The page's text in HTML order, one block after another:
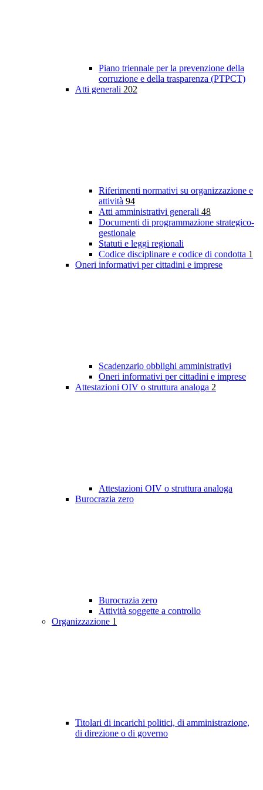
Piano triennale per la prevenzione della
corruzione e della trasparenza (PTPCT)
Atti generali 202
Riferimenti normativi su organizzazione e
attività 94
Atti amministrativi generali 48
Documenti di programmazione strategico-
gestionale
Statuti e leggi regionali
Codice disciplinare e codice di condotta 1
Oneri informativi per cittadini e imprese
Scadenzario obblighi amministrativi
Oneri informativi per cittadini e imprese
Attestazioni OIV o struttura analoga 2
Attestazioni OIV o struttura analoga
Burocrazia zero
Burocrazia zero
Attività soggette a controllo
Organizzazione 1
Titolari di incarichi politici, di amministrazione,
di direzione o di governo